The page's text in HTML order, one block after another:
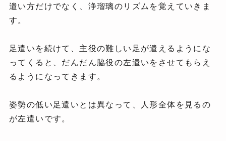
遣い方だけでなく、浄瑠璃のリズムを覚えていきま
す。
足遣いを続けて、主役の難しい足が遣えるようにな
ってくると、だんだん脇役の左遣いをさせてもらえ
るようになってきます。
姿勢の低い足遣いとは異なって、人形全体を見るの
が左遣いです。